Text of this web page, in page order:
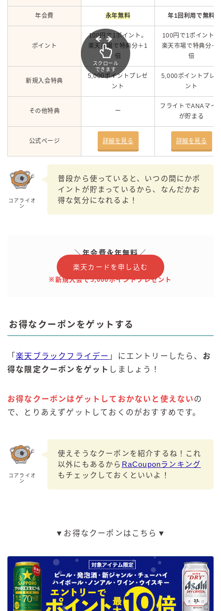
年会費 永年無料 年1回利用で無料
ポイント
100円で1ポイント。
楽天市場で特典分＋1
倍
100円で1ポイント。
楽天市場で特典分＋1
倍
新規入会特典
5,000ポイントプレゼ
ント
5,000ポイントプレ
ント
その他特典 ー
フライトでANAマイ
が貯まる
公式ページ 詳細を見る 詳細を見る
スクロール
できます
コアライオ
ン
普段から使っていると、いつの間にかポ
イントが貯まっているから、なんだかお
得な気分になれるよ！
＼年会費永年無料／
楽天カードを申し込む
※新規入会で5,000ポイントプレゼント
お得なクーポンをゲットする
「楽天ブラックフライデー 」にエントリーしたら、 お
得な限定クーポンをゲット しましょう！
お得なクーポンはゲットしておかないと使えないの
で、とりあえずゲットしておくのがおすすめです。
コアライオ
ン
使えそうなクーポンを紹介するね！これ
以外にもあるから RaCouponランキング
もチェックしておくといいよ！
▼お得なクーポンはこちら▼